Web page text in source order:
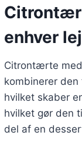
enhver
Citrontærte
kombinerer
hvilket skaber
hvilket gør den
del af en